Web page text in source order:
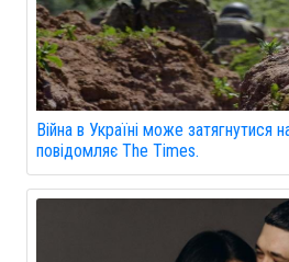
Війна в Україні може затягнутися
повідомляє The Times.